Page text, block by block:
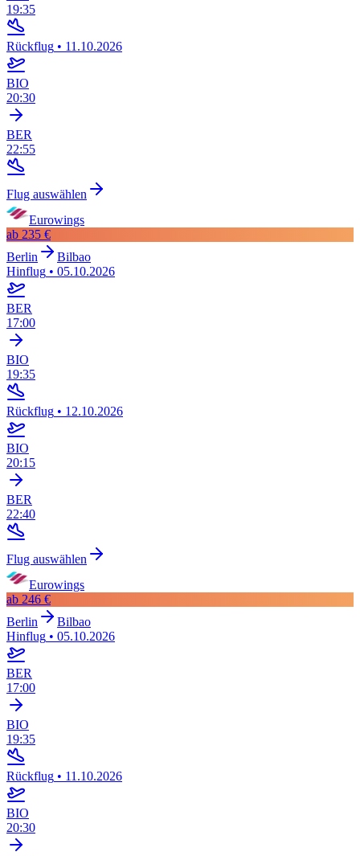
19:35
Rückflug • 11.10.2026
BIO
20:30
BER
22:55
Flug auswählen
Eurowings
ab 235 €
Berlin
Bilbao
Hinflug • 05.10.2026
BER
17:00
BIO
19:35
Rückflug • 12.10.2026
BIO
20:15
BER
22:40
Flug auswählen
Eurowings
ab 246 €
Berlin
Bilbao
Hinflug • 05.10.2026
BER
17:00
BIO
19:35
Rückflug • 11.10.2026
BIO
20:30